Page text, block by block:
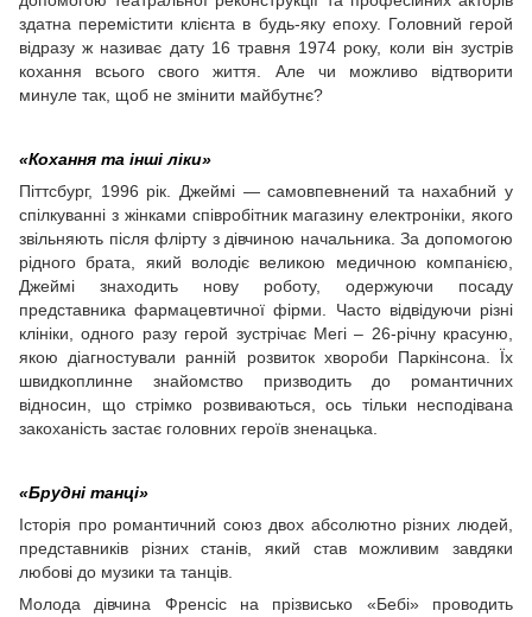
здатна перемістити клієнта в будь-яку епоху. Головний герой
відразу ж називає дату 16 травня 1974 року, коли він зустрів
кохання всього свого життя. Але чи можливо відтворити
минуле так, щоб не змінити майбутнє?
«Кохання та інші ліки»
Піттсбург, 1996 рік. Джеймі — самовпевнений та нахабний у
спілкуванні з жінками співробітник магазину електроніки, якого
звільняють після флірту з дівчиною начальника. За допомогою
рідного брата, який володіє великою медичною компанією,
Джеймі знаходить нову роботу, одержуючи посаду
представника фармацевтичної фірми. Часто відвідуючи різні
клініки, одного разу герой зустрічає Мегі – 26-річну красуню,
якою діагностували ранній розвиток хвороби Паркінсона. Їх
швидкоплинне знайомство призводить до романтичних
відносин, що стрімко розвиваються, ось тільки несподівана
закоханість застає головних героїв зненацька.
«Брудні танці»
Історія про романтичний союз двох абсолютно різних людей,
представників різних станів, який став можливим завдяки
любові до музики та танців.
Молода дівчина Френсіс на прізвисько «Бебі» проводить